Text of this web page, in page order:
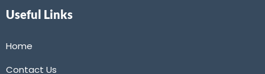
Useful Links
Home
Contact Us